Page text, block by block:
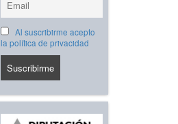
Al suscribirme acepto
la política de privacidad